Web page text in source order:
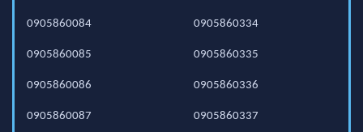
0905860084
0905860085
0905860086
0905860087
0905860334
0905860335
0905860336
0905860337